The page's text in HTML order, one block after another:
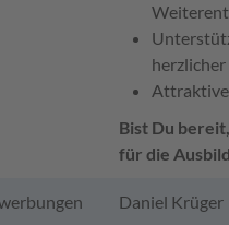
Attraktive
Bist Du
für die
Daniel Krüger